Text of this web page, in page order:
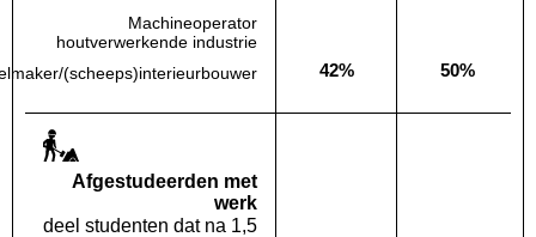
Machineoperator
houtverwerkende industrie
(scheeps)interieurbouwer Deze opleiding:
42% Landelijk
50%
Af­gestudeerden met
werk
deel studenten dat na 1,5